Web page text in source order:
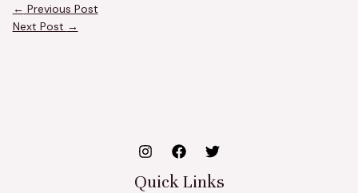
← Previous Post
Next Post →
Quick Links